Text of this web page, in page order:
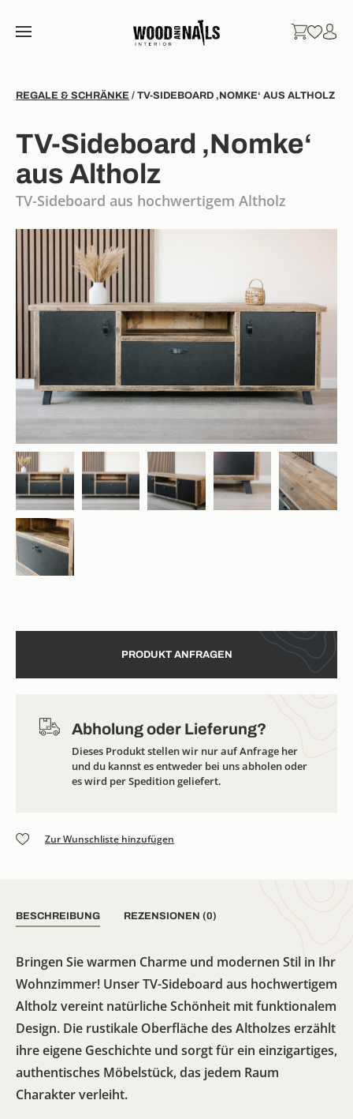
REGALE & SCHRÄNKE / TV-SIDEBOARD ‚NOMKE‘ AUS ALTHOLZ
TV-Sideboard ‚Nomke‘
aus Altholz
TV-Sideboard aus hochwertigem Altholz
PRODUKT ANFRAGEN
Abholung oder Lieferung?
Dieses Produkt stellen wir nur auf Anfrage her
und du kannst es entweder bei uns abholen oder
es wird per Spedition geliefert.
Zur Wunschliste hinzufügen
BESCHREIBUNG REZENSIONEN (0)
Bringen Sie warmen Charme und modernen Stil in Ihr
Wohnzimmer! Unser TV-Sideboard aus hochwertigem
Altholz vereint natürliche Schönheit mit funktionalem
Design. Die rustikale Oberfläche des Altholzes erzählt
ihre eigene Geschichte und sorgt für ein einzigartiges,
authentisches Möbelstück, das jedem Raum
Charakter verleiht.